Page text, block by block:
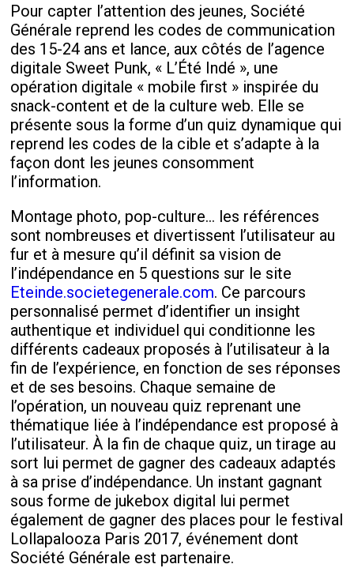
Pour capter l’attention des jeunes, Société
Générale reprend les codes de communication
des 15-24 ans et lance, aux côtés de l’agence
digitale Sweet Punk, « L’Été Indé », une
opération digitale « mobile first » inspirée du
snack-content et de la culture web. Elle se
présente sous la forme d’un quiz dynamique qui
reprend les codes de la cible et s’adapte à la
façon dont les jeunes consomment
l’information.
Montage photo, pop-culture… les références
sont nombreuses et divertissent l’utilisateur au
fur et à mesure qu’il définit sa vision de
l’indépendance en 5 questions sur le site
Eteinde.societegenerale.com. Ce parcours
personnalisé permet d’identifier un insight
authentique et individuel qui conditionne les
différents cadeaux proposés à l’utilisateur à la
fin de l’expérience, en fonction de ses réponses
et de ses besoins. Chaque semaine de
l’opération, un nouveau quiz reprenant une
thématique liée à l’indépendance est proposé à
l’utilisateur. À la fin de chaque quiz, un tirage au
sort lui permet de gagner des cadeaux adaptés
à sa prise d’indépendance. Un instant gagnant
sous forme de jukebox digital lui permet
également de gagner des places pour le festival
Lollapalooza Paris 2017, événement dont
Société Générale est partenaire.